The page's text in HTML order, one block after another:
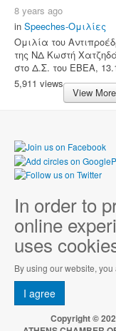
8 years ago
in Speeches-Ομιλίες
Ομιλία του
της ΝΔ Κωστή
στο Δ.Σ. του ΕΒΕΑ,
5,911 views
View More
In order to
online
uses
By using our website,
I agree
Copyright ©